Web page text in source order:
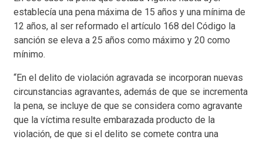
establecía una pena máxima de 15 años y una mínima de
12 años, al ser reformado el artículo 168 del Código la
sanción se eleva a 25 años como máximo y 20 como
mínimo.
“En el delito de violación agravada se incorporan nuevas
circunstancias agravantes, además de que se incrementa
la pena, se incluye de que se considera como agravante
que la víctima resulte embarazada producto de la
violación, de que si el delito se comete contra una